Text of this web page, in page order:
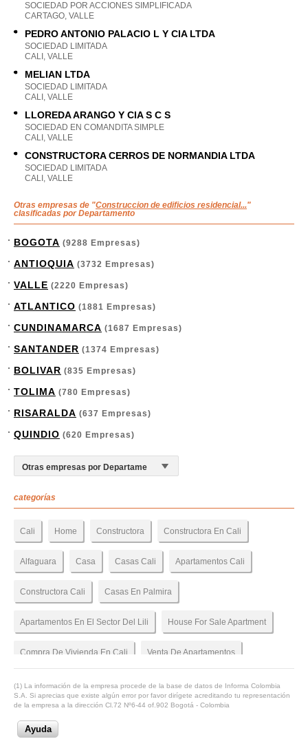
SOCIEDAD POR ACCIONES SIMPLIFICADA
CARTAGO, VALLE
PEDRO ANTONIO PALACIO L Y CIA LTDA
SOCIEDAD LIMITADA
CALI, VALLE
MELIAN LTDA
SOCIEDAD LIMITADA
CALI, VALLE
LLOREDA ARANGO Y CIA S C S
SOCIEDAD EN COMANDITA SIMPLE
CALI, VALLE
CONSTRUCTORA CERROS DE NORMANDIA LTDA
SOCIEDAD LIMITADA
CALI, VALLE
Otras empresas de "Construccion de edificios residencial..."
clasificadas por Departamento
BOGOTA (9288 Empresas)
ANTIOQUIA (3732 Empresas)
VALLE (2220 Empresas)
ATLANTICO (1881 Empresas)
CUNDINAMARCA (1687 Empresas)
SANTANDER (1374 Empresas)
BOLIVAR (835 Empresas)
TOLIMA (780 Empresas)
RISARALDA (637 Empresas)
QUINDIO (620 Empresas)
categorías
Cali Home Constructora Constructora En Cali
Alfaguara Casa Casas Cali Apartamentos Cali
Constructora Cali Casas En Palmira
Apartamentos En El Sector Del Lili House For Sale Apartment
Compra De Vivienda En Cali Venta De Apartamentos
Cali Constructoras Jaramillo Constructores
(1) La información de la empresa procede de la base de datos de Informa Colombia
S.A. Si aprecias que existe algún error por favor dirígete acreditando tu representación
de la empresa a la dirección Cl.72 Nº6-44 of.902 Bogotá - Colombia
Ayuda